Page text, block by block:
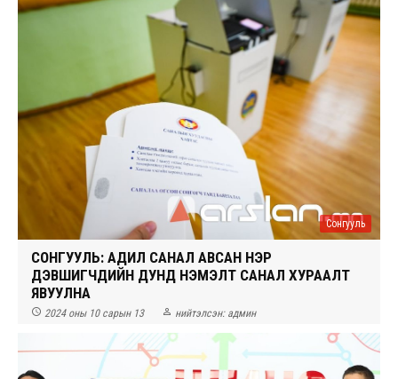
Сонгууль
СОНГУУЛЬ: АДИЛ САНАЛ АВСАН НЭР
ДЭВШИГЧДИЙН ДУНД НЭМЭЛТ САНАЛ ХУРААЛТ
ЯВУУЛНА
 2024 оны 10 сарын 13  нийтэлсэн: админ